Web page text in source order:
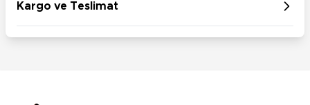
Kargo ve Teslimat